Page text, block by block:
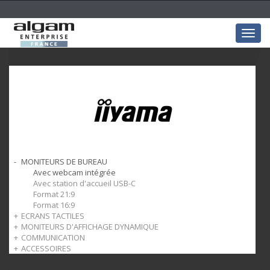
MONITEURS DE BUREAU
Avec webcam intégrée
Avec station d'accueil USB-C
Format 21:9
Format 16:9
ECRANS TACTILES
Tactile pro avec Android OS
Tactile résistif
Tactile Capacitif Projeté
MONITEURS D'AFFICHAGE DYNAMIQUE
Dynamique paysage
Dynamique paysage + portrait 24/7
COMMUNICATION
Webcam & enceinte
ACCESSOIRES